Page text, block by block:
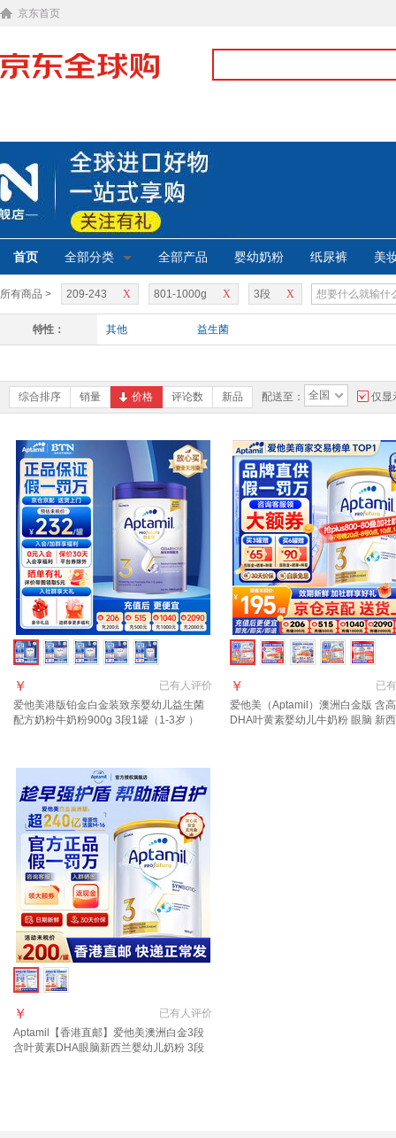
京东首页
首页 全部分类 全部产品 婴幼奶粉 纸尿裤 美
所有商品 > X
209-243 X
801-1000g X
3段
特性： 其他 益生菌
综合排序 销量 价格 评论数 新品 配送至： 全国 仅显
已有人评价
￥
爱他美港版铂金白金装致亲婴幼儿益生菌
配方奶粉牛奶粉900g 3段1罐（1-3岁 ）
已有
￥
爱他美（Aptamil）澳洲白金版 含
DHA叶黄素婴幼儿牛奶粉 眼脑 新
已有人评价
￥
Aptamil【香港直邮】爱他美澳洲白金3段
含叶黄素DHA眼脑新西兰婴幼儿奶粉 3段